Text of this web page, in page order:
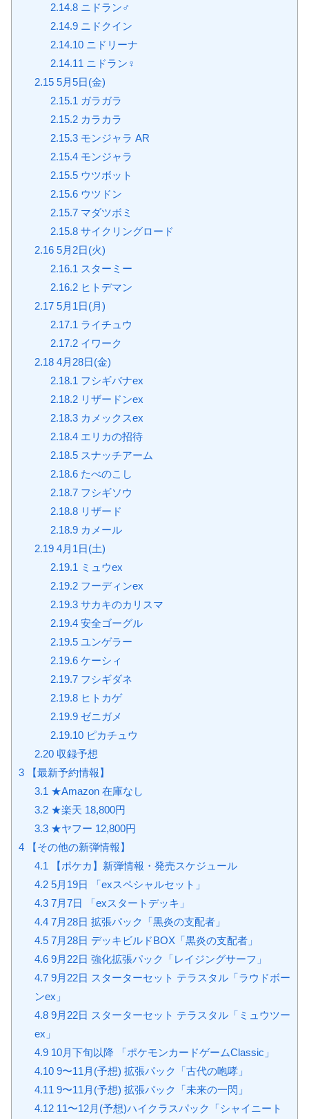
2.14.8ニドラン♂
2.14.9ニドクイン
2.14.10ニドリーナ
2.14.11 ニドラン♀
2.155月5日(金)
2.15.1 ガラガラ
2.15.2カラカラ
2.15.3モンジャラ AR
2.15.4モンジャラ
2.15.5ウツボット
2.15.6ウツドン
2.15.7マダツボミ
2.15.8サイクリングロード
2.165月2日(火)
2.16.1 スターミー
2.16.2ヒトデマン
2.175月1日(月)
2.17.1 ライチュウ
2.17.2イワーク
2.184月28日(金)
2.18.1 フシギバナex
2.18.2リザードンex
2.18.3カメックスex
2.18.4エリカの招待
2.18.5スナッチアーム
2.18.6たべのこし
2.18.7フシギソウ
2.18.8リザード
2.18.9カメール
2.194月1日(土)
2.19.1 ミュウex
2.19.2フーディンex
2.19.3サカキのカリスマ
2.19.4安全ゴーグル
2.19.5ユンゲラー
2.19.6ケーシィ
2.19.7フシギダネ
2.19.8ヒトカゲ
2.19.9ゼニガメ
2.19.10ピカチュウ
2.20収録予想
3 【最新予約情報】
3.1 ★Amazon 在庫なし
3.2★楽天 18,800円
3.3★ヤフー 12,800円
4 【その他の新弾情報】
4.1 【ポケカ】新弾情報・発売スケジュール
4.25月19日 「exスペシャルセット」
4.37月7日 「exスタートデッキ」
4.47月28日 拡張パック「黒炎の支配者」
4.57月28日 デッキビルドBOX「黒炎の支配者」
4.69月22日 強化拡張パック「レイジングサーフ」
4.79月22日 スターターセット テラスタル「ラウドボー
ンex」
4.89月22日 スターターセット テラスタル「ミュウツー
ex」
4.910月下旬以降 「ポケモンカードゲームClassic」
4.109〜11月(予想) 拡張パック「古代の咆哮」
4.11 9〜11月(予想) 拡張パック「未来の一閃」
4.1211〜12月(予想)ハイクラスパック「シャイニート